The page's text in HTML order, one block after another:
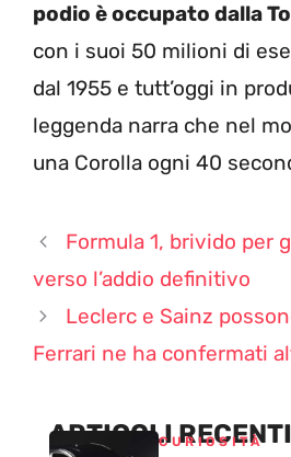
podio è occupato dalla
con i suoi 50 milioni di
dal 1955 e tutt’oggi in
leggenda narra che nel
una Corolla ogni 40
Formula 1, brivido per
verso l’addio definitivo
Leclerc e Sainz
Ferrari ne ha confermati
ARTICOLI RECENTI
CURIOSITÀ